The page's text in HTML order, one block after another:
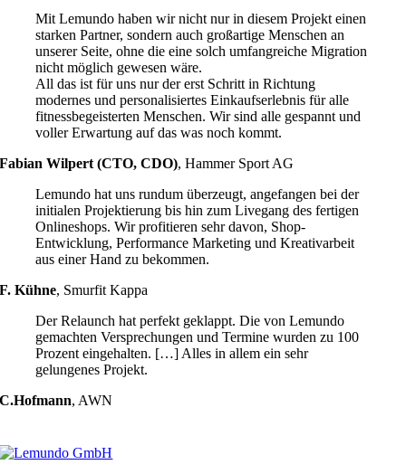
Mit Lemundo haben wir nicht nur in diesem Projekt einen
starken Partner, sondern auch großartige Menschen an
unserer Seite, ohne die eine solch umfangreiche Migration
nicht möglich gewesen wäre.
All das ist für uns nur der erst Schritt in Richtung
modernes und personalisiertes Einkaufserlebnis für alle
fitnessbegeisterten Menschen. Wir sind alle gespannt und
voller Erwartung auf das was noch kommt.
Fabian Wilpert (CTO, CDO),Hammer Sport AG
Lemundo hat uns rundum überzeugt, angefangen bei der
initialen Projektierung bis hin zum Livegang des fertigen
Onlineshops. Wir profitieren sehr davon, Shop-
Entwicklung, Performance Marketing und Kreativarbeit
aus einer Hand zu bekommen.
F. Kühne, Smurfit Kappa
Der Relaunch hat perfekt geklappt. Die von Lemundo
gemachten Versprechungen und Termine wurden zu 100
Prozent eingehalten. […] Alles in allem ein sehr
gelungenes Projekt.
C.Hofmann, AWN